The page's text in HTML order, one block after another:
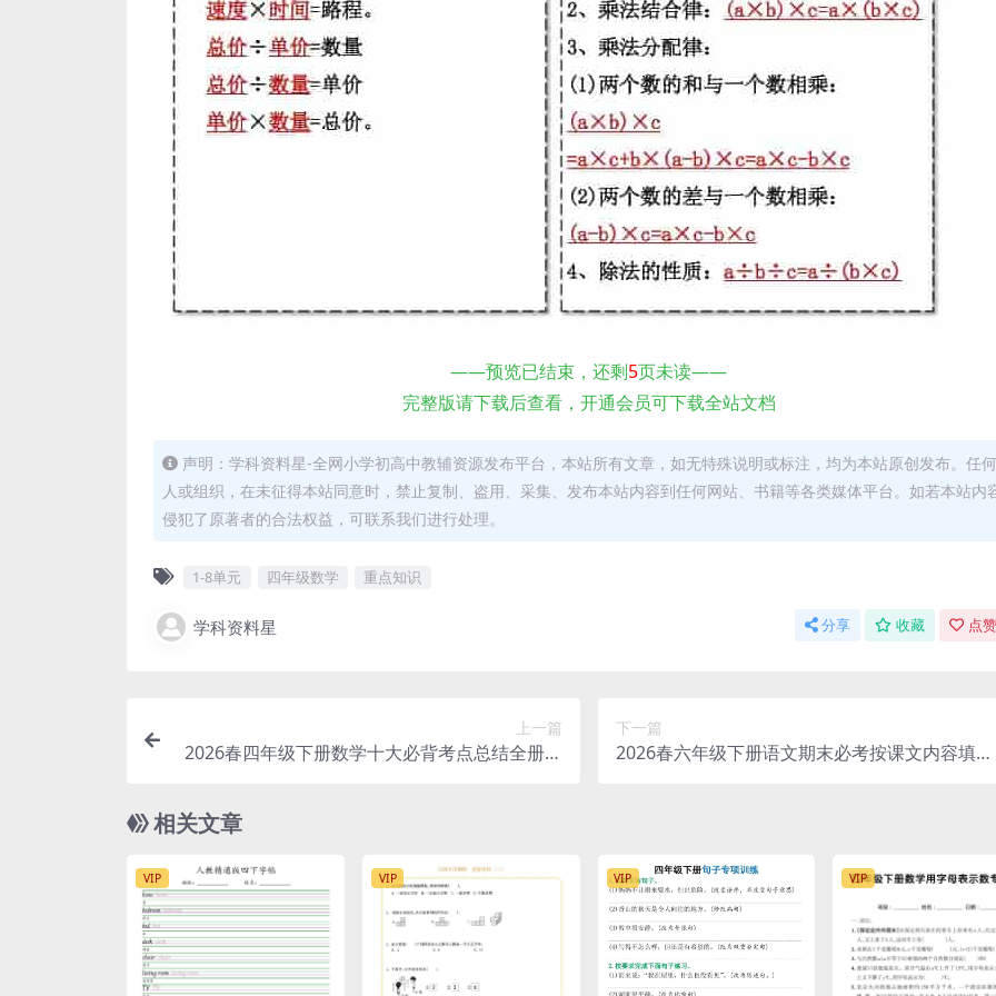
——预览已结束，还剩5页未读——
完整版请下载后查看，开通会员可下载全站文档
声明：学科资料星-全网小学初高中教辅资源发布平台，本站所有文章，如无特殊说明或标注，均为本站原创发布。任
人或组织，在未征得本站同意时，禁止复制、盗用、采集、发布本站内容到任何网站、书籍等各类媒体平台。如若本站内
侵犯了原著者的合法权益，可联系我们进行处理。
1-8单元 四年级数学 重点知识
学科资料星 分享 收藏 点
上一篇
2026春四年级下册数学十大必背考点总结全册重
下一篇
2026春六年级下册语文期末必考按课文内容填空
相关文章
VIP VIP VIP VIP